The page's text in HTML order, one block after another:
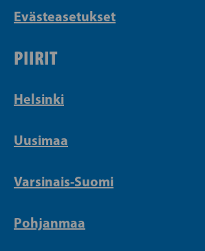
Evästeasetukset
PIIRIT
Helsinki
Uusimaa
Varsinais-Suomi
Pohjanmaa